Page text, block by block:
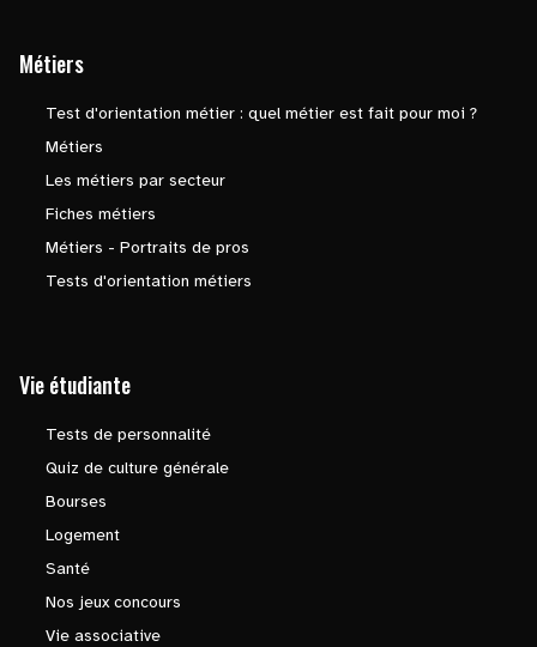
Métiers
Test d'orientation métier : quel métier est fait pour moi ?
Métiers
Les métiers par secteur
Fiches métiers
Métiers - Portraits de pros
Tests d'orientation métiers
Vie étudiante
Tests de personnalité
Quiz de culture générale
Bourses
Logement
Santé
Nos jeux concours
Vie associative